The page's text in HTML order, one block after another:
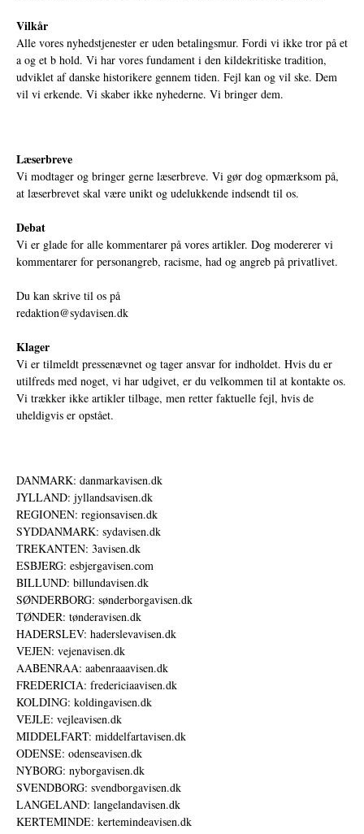
Vilkår
Alle vores nyhedstjenester er uden betalingsmur. Fordi vi ikke tror på et
a og et b hold. Vi har vores fundament i den kildekritiske tradition,
udviklet af danske historikere gennem tiden. Fejl kan og vil ske. Dem
vil vi erkende. Vi skaber ikke nyhederne. Vi bringer dem.
Læserbreve
Vi modtager og bringer gerne læserbreve. Vi gør dog opmærksom på,
at læserbrevet skal være unikt og udelukkende indsendt til os.
Debat
Vi er glade for alle kommentarer på vores artikler. Dog modererer vi
kommentarer for personangreb, racisme, had og angreb på privatlivet.
Du kan skrive til os på
redaktion@sydavisen.dk
Klager
Vi er tilmeldt pressenævnet og tager ansvar for indholdet. Hvis du er
utilfreds med noget, vi har udgivet, er du velkommen til at kontakte os.
Vi trækker ikke artikler tilbage, men retter faktuelle fejl, hvis de
uheldigvis er opstået.
DANMARK: danmarkavisen.dk
JYLLAND: jyllandsavisen.dk
REGIONEN: regionsavisen.dk
SYDDANMARK: sydavisen.dk
TREKANTEN: 3avisen.dk
ESBJERG: esbjergavisen.com
BILLUND: billundavisen.dk
SØNDERBORG: sønderborgavisen.dk
TØNDER: tønderavisen.dk
HADERSLEV: haderslevavisen.dk
VEJEN: vejenavisen.dk
AABENRAA: aabenraaavisen.dk
FREDERICIA: fredericiaavisen.dk
KOLDING: koldingavisen.dk
VEJLE: vejleavisen.dk
MIDDELFART: middelfartavisen.dk
ODENSE: odenseavisen.dk
NYBORG: nyborgavisen.dk
SVENDBORG: svendborgavisen.dk
LANGELAND: langelandavisen.dk
KERTEMINDE: kertemindeavisen.dk